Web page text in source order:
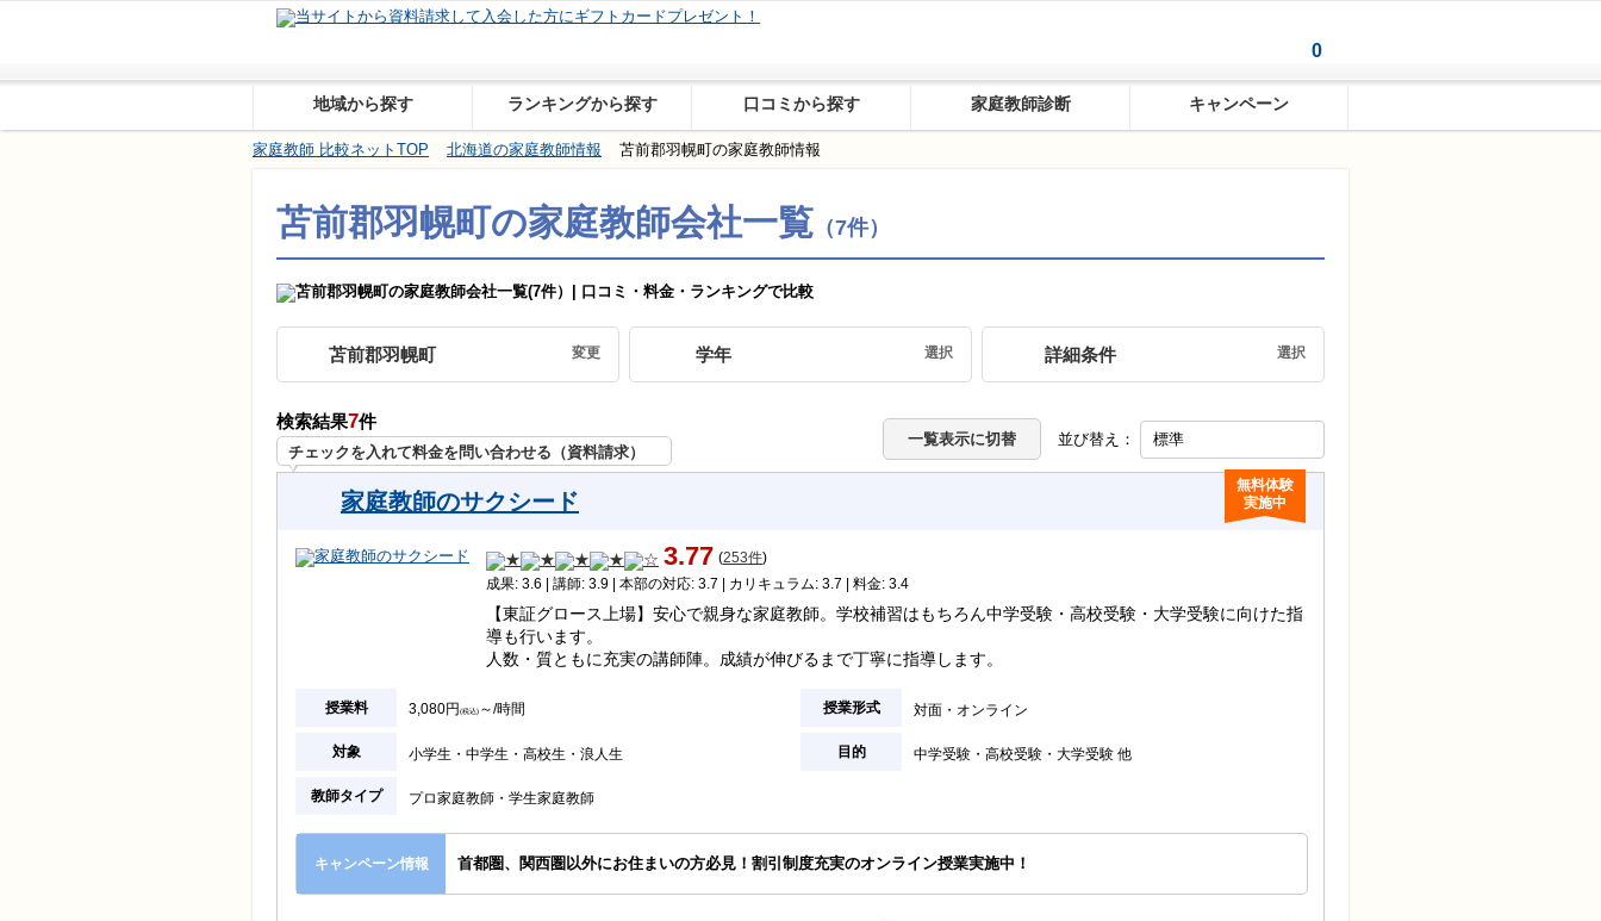
0
0
地域から探す ランキングから探す 口コミから探す 家庭教師診断 キャンペーン
家庭教師 比較ネットTOP 北海道の家庭教師情報 苫前郡羽幌町の家庭教師情報
苫前郡羽幌町の家庭教師会社一覧 （7件）
苫前郡羽幌町 変更 学年 選択 詳細条件 選択
検索結果7件
チェックを入れて料金を問い合わせる（資料請求）
一覧表示に切替 並び替え：
家庭教師のサクシード
無料体験
実施中
3.77 (253件)
成果: 3.6 | 講師: 3.9 | 本部の対応: 3.7 | カリキュラム: 3.7 | 料金: 3.4
【東証グロース上場】安心で親身な家庭教師。学校補習はもちろん中学受験・高校受験・大学受験に向けた指
導も行います。
人数・質ともに充実の講師陣。成績が伸びるまで丁寧に指導します。
授業料 3,080円 (税込) ～/時間 授業形式 対面 オンライン
対象 小学生 中学生 高校生 浪人生 目的 中学受験 高校受験 大学受験 他
教師タイプ プロ家庭教師 学生家庭教師
キャンペーン情報 首都圏、関西圏以外にお住まいの方必見！割引制度充実のオンライン授業実施中！